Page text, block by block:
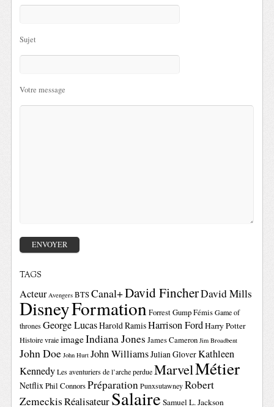
Sujet
Votre message
TAGS
Acteur Avengers BTSCanal+David FincherDavid Mills
DisneyFormationForrest GumpFémis Game of
thrones George LucasHarold RamisHarrison FordHarry Potter
Histoire vraie imageIndiana Jones James Cameron Jim Broadbent
John Doe John Hurt John WilliamsJulian GloverKathleen
Kennedy Les aventuriers de l’arche perdue MarvelMétier
NetflixPhil ConnorsPréparation Punxsutawney Robert
ZemeckisRéalisateurSalaire Samuel L. Jackson